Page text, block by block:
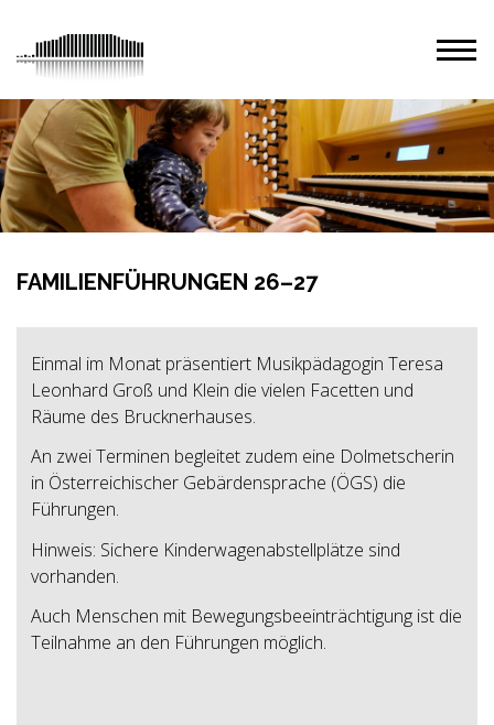
FAMILIENFÜHRUNGEN 26–27
Einmal im Monat präsentiert Musikpädagogin Teresa
Leonhard Groß und Klein die vielen Facetten und
Räume des Brucknerhauses.
An zwei Terminen begleitet zudem eine Dolmetscherin
in Österreichischer Gebärdensprache (ÖGS) die
Führungen.
Hinweis: Sichere Kinderwagenabstellplätze sind
vorhanden.
Auch Menschen mit Bewegungsbeeinträchtigung ist die
Teilnahme an den Führungen möglich.